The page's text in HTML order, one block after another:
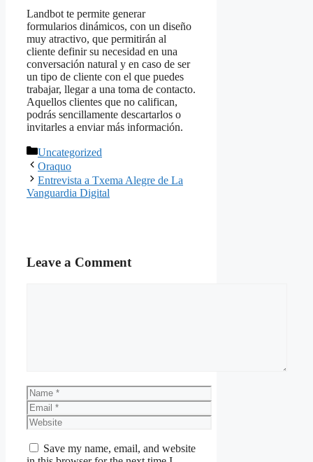
Landbot te permite generar
formularios dinámicos, con un diseño
muy atractivo, que permitirán al
cliente definir su necesidad en una
conversación natural y en caso de ser
un tipo de cliente con el que puedes
trabajar, llegar a una toma de contacto.
Aquellos clientes que no califican,
podrás sencillamente descartarlos o
invitarles a enviar más información.
Categories
Uncategorized
Oraquo
Entrevista a Txema Alegre de La
Vanguardia Digital
Leave a Comment
Name
Email
Website
Save my name, email, and website